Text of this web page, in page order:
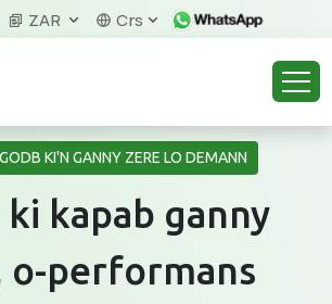
ZAR Crs
KI'N GANNY ZERE LO DEMANN
kapab ganny
o-performans